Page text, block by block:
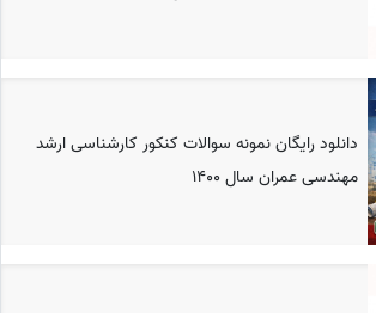
دانلود رایگان نمونه سوالات کنکور کارشناسی ارشد
مهندسی عمران سال 1400